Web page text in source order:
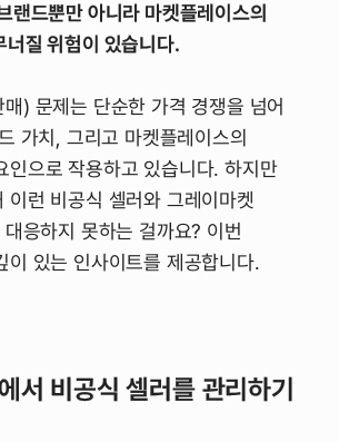
랜드뿐만 아니라 마켓플레이스의
너질 위험이 있습니다.
) 문제는 단순한 가격 경쟁을 넘어
가치, 그리고 마켓플레이스의
인으로 작용하고 있습니다. 하지만
이런 비공식 셀러와 그레이마켓
응하지 못하는 걸까요? 이번
이 있는 인사이트를 제공합니다.
서 비공식 셀러를 관리하기